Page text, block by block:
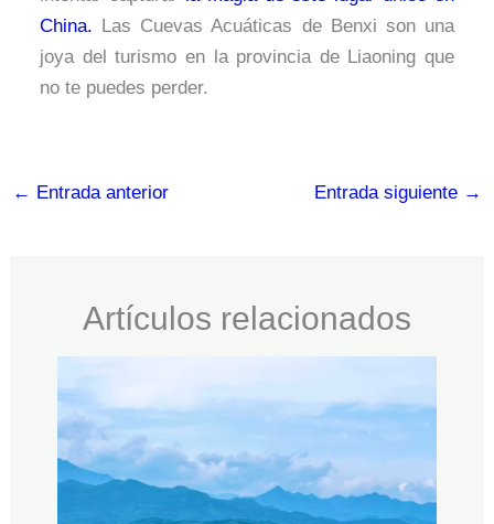
China. Las Cuevas Acuáticas de Benxi son una
joya del turismo en la provincia de Liaoning que
no te puedes perder.
← Entrada anterior Entrada siguiente →
Artículos relacionados